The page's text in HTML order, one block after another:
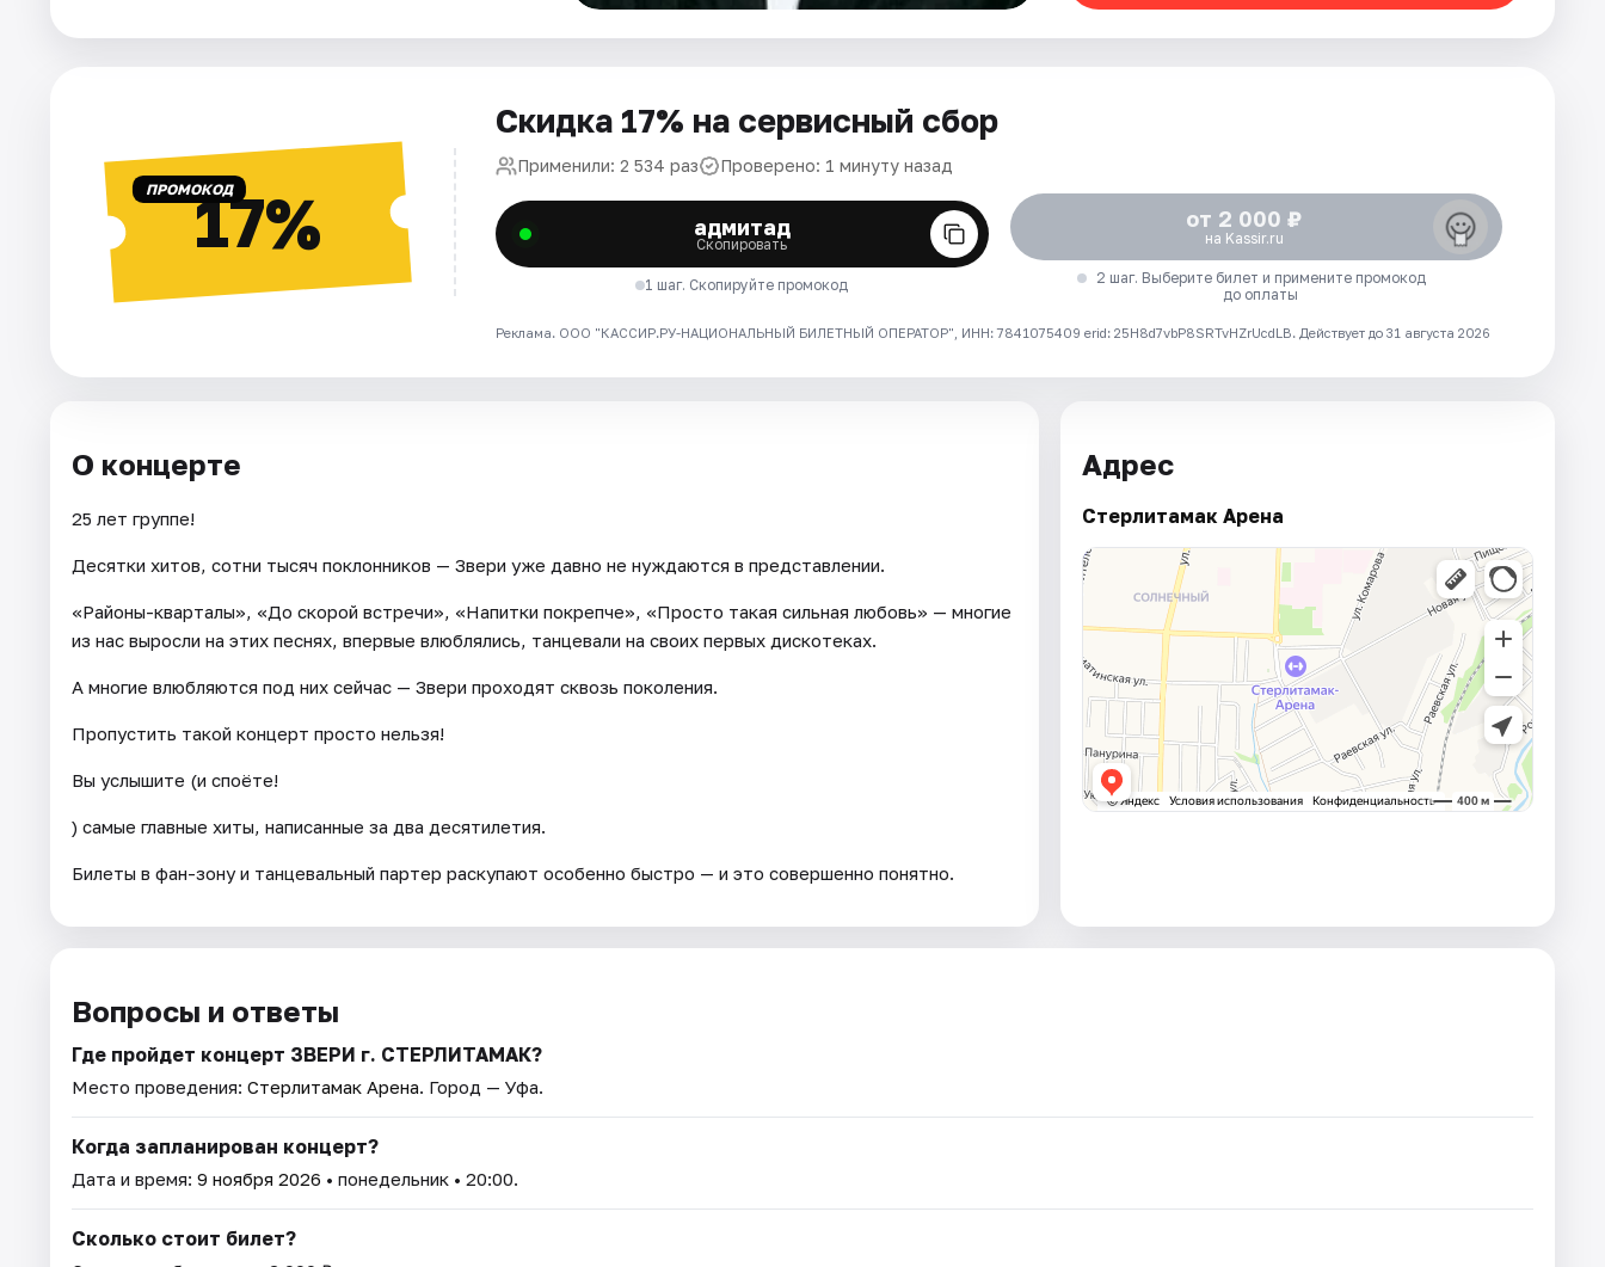
ПРОМОКОД17%
Скидка 17% на сервисный сбор
Применили: 2 534 раз Проверено: 1 минуту назад
адмитад
Скопировать
1 шаг. Скопируйте промокод
от 2 000 ₽
на Kassir.ru
2 шаг. Выберите билет и примените промокод
до оплаты
Реклама. ООО "КАССИР.РУ-НАЦИОНАЛЬНЫЙ БИЛЕТНЫЙ ОПЕРАТОР", ИНН: 7841075409 erid: 25H8d7vbP8SRTvHZrUcdLB. Действует до 31 августа 2026
О концерте
25 лет группе!
Десятки хитов, сотни тысяч поклонников — Звери уже давно не нуждаются в представлении.
«Районы-кварталы», «До скорой встречи», «Напитки покрепче», «Просто такая сильная любовь» — многие
из нас выросли на этих песнях, впервые влюблялись, танцевали на своих первых дискотеках.
А многие влюбляются под них сейчас — Звери проходят сквозь поколения.
Пропустить такой концерт просто нельзя!
Вы услышите (и споёте!
) самые главные хиты, написанные за два десятилетия.
Билеты в фан-зону и танцевальный партер раскупают особенно быстро — и это совершенно понятно.
Адрес
Стерлитамак Арена
Вопросы и ответы
Где пройдет концерт ЗВЕРИ г. СТЕРЛИТАМАК?
Место проведения: Стерлитамак Арена. Город — Уфа.
Когда запланирован концерт?
Дата и время: 9 ноября 2026 • понедельник • 20:00.
Сколько стоит билет?